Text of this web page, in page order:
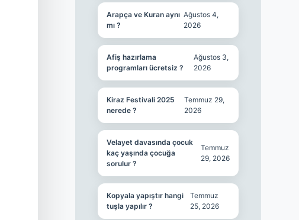
Arapça ve Kuran aynı
mı ?
Ağustos 4,
2026
Afiş hazırlama
programları ücretsiz ?
Ağustos 3,
2026
Kiraz Festivali 2025
nerede ?
Temmuz 29,
2026
Velayet davasında çocuk
kaç yaşında çocuğa
sorulur ?
Temmuz
29, 2026
Kopyala yapıştır hangi
tuşla yapılır ?
Temmuz
25, 2026